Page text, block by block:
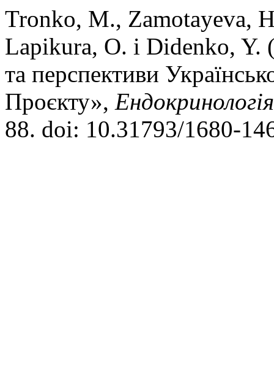
Tronko, M., Zamotayeva,
Lapikura, O. і Didenko, Y.
та перспективи
Проєкту»,
88. doi: 10.31793/1680-